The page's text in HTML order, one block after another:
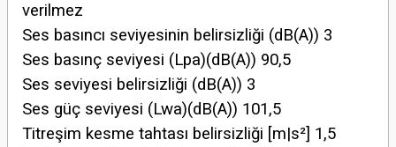
verilmez
Ses basıncı seviyesinin belirsizliği (dB(A)) 3
Ses basınç seviyesi (Lpa)(dB(A)) 90,5
Ses seviyesi belirsizliği (dB(A)) 3
Ses güç seviyesi (Lwa)(dB(A)) 101,5
Titreşim kesme tahtası belirsizliği [m|s²] 1,5